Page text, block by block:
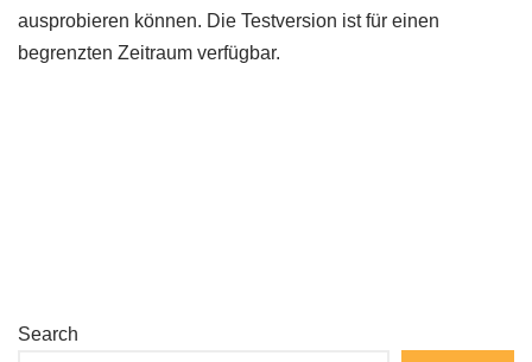
ausprobieren können. Die Testversion ist für einen
begrenzten Zeitraum verfügbar.
Search